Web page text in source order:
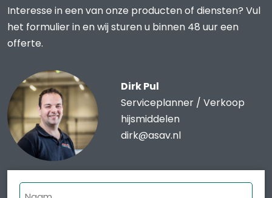
Interesse in een van onze producten of diensten? Vul
het formulier in en wij sturen u binnen 48 uur een
offerte.
Dirk Pul
Serviceplanner / Verkoop
hijsmiddelen
dirk@asav.nl
Naam